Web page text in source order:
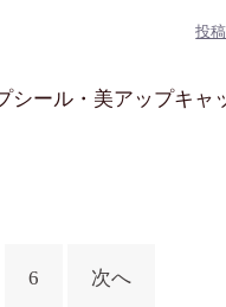
投
シール・美アップキャ
6 次へ